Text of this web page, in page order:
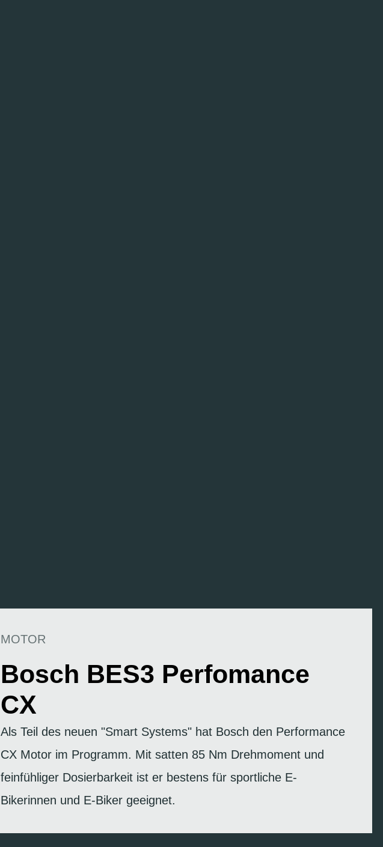
MOTOR
Bosch BES3 Perfomance
CX
Als Teil des neuen "Smart Systems" hat Bosch den Performance
CX Motor im Programm. Mit satten 85 Nm Drehmoment und
feinfühliger Dosierbarkeit ist er bestens für sportliche E-
Bikerinnen und E-Biker geeignet.